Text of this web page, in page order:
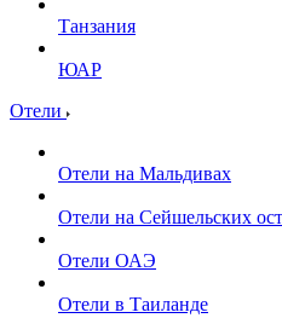
Танзания
ЮАР
Отели
Отели на Мальдивах
Отели на Сейшельских
Отели ОАЭ
Отели в Таиланде